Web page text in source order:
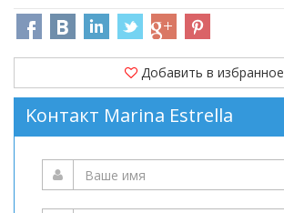
Добавить в избранное
Kонтакт Marina Estrella